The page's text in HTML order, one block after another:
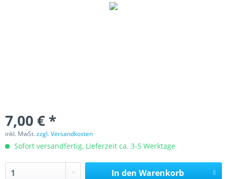
7,00 € *
inkl. MwSt.zzgl. Versandkosten
Sofort versandfertig, Lieferzeit ca. 3-5 Werktage
In den Warenkorb